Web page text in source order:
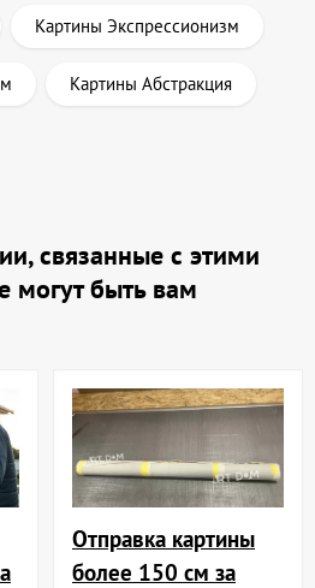
Картины Экспрессионизм
Картины Абстракция
связанные с этими
могут быть вам
Отправка картины
более 150 см за